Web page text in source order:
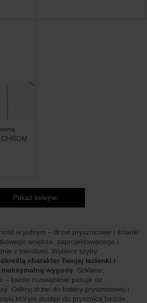
Pokaż kolejne
w jednym – drzwi prysznicowe i ścianki
wnętrza, zaprojektowanego i
z trendami. Wybierz szyby
charakter Twojej łazienki i
wygodę . Szklane,
– każde rozwiązanie pasuje do
Odkryj drzwi do kabiny prysznicowej i
którym dostęp do prysznica będzie